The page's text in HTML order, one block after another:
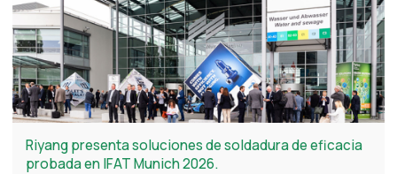
Riyang presenta soluciones de soldadura de eficacia
probada en IFAT Munich 2026.